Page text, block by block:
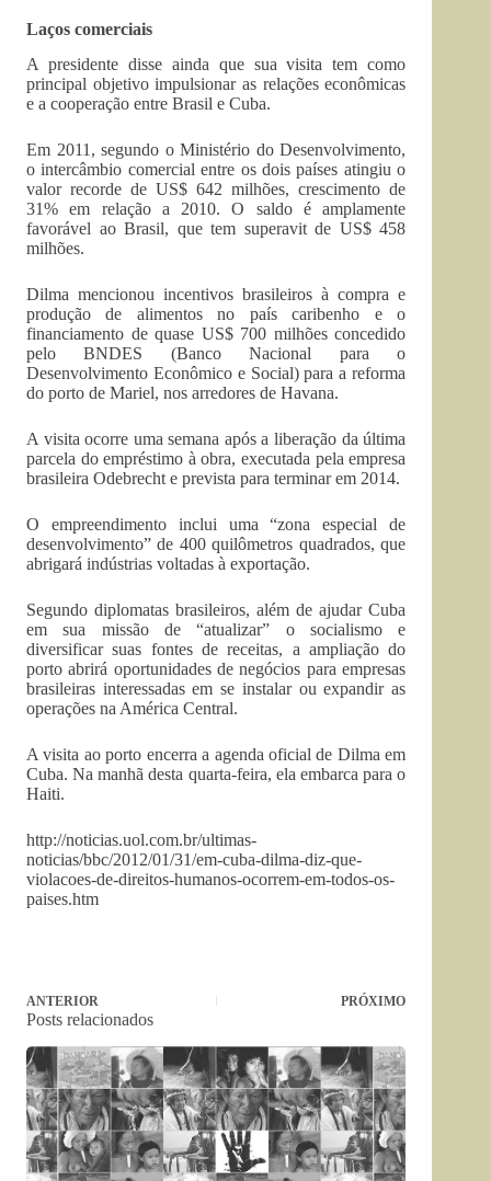
Laços comerciais
A presidente disse ainda que sua visita tem como
principal objetivo impulsionar as relações econômicas
e a cooperação entre Brasil e Cuba.
Em 2011, segundo o Ministério do Desenvolvimento,
o intercâmbio comercial entre os dois países atingiu o
valor recorde de US$ 642 milhões, crescimento de
31% em relação a 2010. O saldo é amplamente
favorável ao Brasil, que tem superavit de US$ 458
milhões.
Dilma mencionou incentivos brasileiros à compra e
produção de alimentos no país caribenho e o
financiamento de quase US$ 700 milhões concedido
pelo BNDES (Banco Nacional para o
Desenvolvimento Econômico e Social) para a reforma
do porto de Mariel, nos arredores de Havana.
A visita ocorre uma semana após a liberação da última
parcela do empréstimo à obra, executada pela empresa
brasileira Odebrecht e prevista para terminar em 2014.
O empreendimento inclui uma “zona especial de
desenvolvimento” de 400 quilômetros quadrados, que
abrigará indústrias voltadas à exportação.
Segundo diplomatas brasileiros, além de ajudar Cuba
em sua missão de “atualizar” o socialismo e
diversificar suas fontes de receitas, a ampliação do
porto abrirá oportunidades de negócios para empresas
brasileiras interessadas em se instalar ou expandir as
operações na América Central.
A visita ao porto encerra a agenda oficial de Dilma em
Cuba. Na manhã desta quarta-feira, ela embarca para o
Haiti.
http://noticias.uol.com.br/ultimas-
noticias/bbc/2012/01/31/em-cuba-dilma-diz-que-
violacoes-de-direitos-humanos-ocorrem-em-todos-os-
paises.htm
ANTERIOR PRÓXIMO
Posts relacionados